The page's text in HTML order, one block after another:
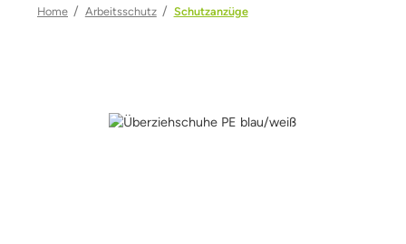
Home / Arbeitsschutz / Schutzanzüge
Bildergalerie überspringen